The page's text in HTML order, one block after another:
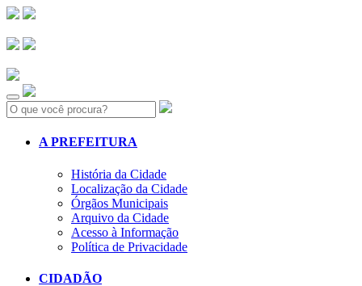
Search:
A PREFEITURA
História da Cidade
Localização da Cidade
Órgãos Municipais
Arquivo da Cidade
Acesso à Informação
Política de Privacidade
CIDADÃO